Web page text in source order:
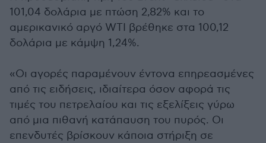
101,04 δολάρια με πτώση 2,82% και το
αμερικανικό αργό WTI βρέθηκε στα 100,12
δολάρια με κάμψη 1,24%.
«Οι αγορές παραμένουν έντονα επηρεασμένες
από τις ειδήσεις, ιδιαίτερα όσον αφορά τις
τιμές του πετρελαίου και τις εξελίξεις γύρω
από μια πιθανή κατάπαυση του πυρός. Οι
επενδυτές βρίσκουν κάποια στήριξη σε